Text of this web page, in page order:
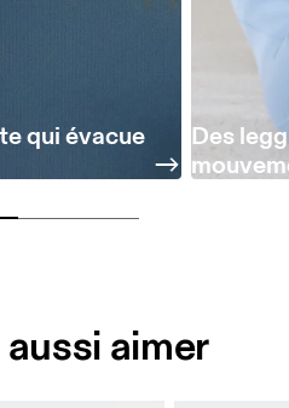
qui évacue
Des
aimer